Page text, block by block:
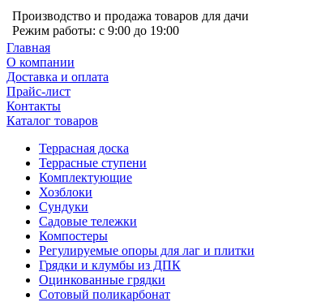
Производство и продажа товаров для дачи
Режим работы: с 9:00 до 19:00
Главная
О компании
Доставка и оплата
Прайс-лист
Контакты
Каталог товаров
Террасная доска
Террасные ступени
Комплектующие
Хозблоки
Сундуки
Садовые тележки
Компостеры
Регулируемые опоры для лаг и плитки
Грядки и клумбы из ДПК
Оцинкованные грядки
Сотовый поликарбонат